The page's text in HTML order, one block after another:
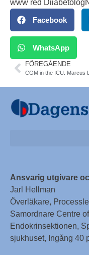
www red
Facebook
WhatsApp
FÖREGÅENDE
Ansvarig utgivare
Jarl Hellman
Överläkare,
Samordnare Centre
Endokrinsektionen,
sjukhuset, Ingång 40